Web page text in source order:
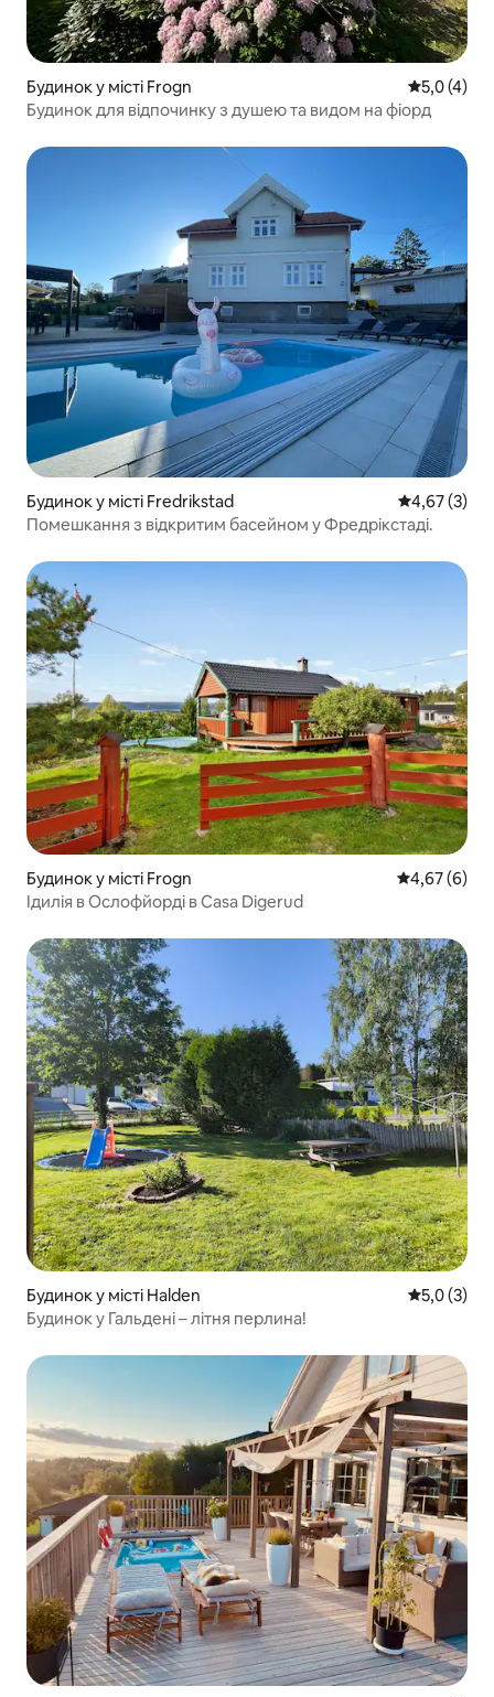
Будинок у місті Frogn Середня
5,0 (4)
Будинок для відпочинку з душею та видом на фіорд
Будинок у місті Fredrikstad Середня
4,67 (3)
Помешкання з відкритим басейном у Фредрікстаді.
Будинок у місті Frogn Середня
4,67 (6)
Ідилія в Ослофйорді в Casa Digerud
Будинок у місті Halden Середня
5,0 (3)
Будинок у Гальдені – літня перлина!